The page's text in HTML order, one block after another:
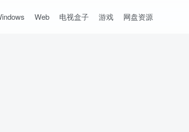
Web 电视盒子 游戏 网盘资源